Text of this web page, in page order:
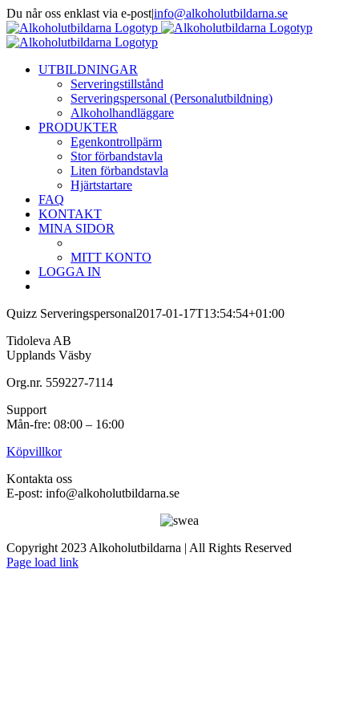
Fortsätt
till
innehållet
Du når oss enklast via e-post|info@alkoholutbildarna.se
Facebook
X
UTBILDNINGAR
Serveringstillstånd
Serveringspersonal (Personalutbildning)
Alkoholhandläggare
PRODUKTER
Egenkontrollpärm
Stor förbandstavla
Liten förbandstavla
Hjärtstartare
FAQ
KONTAKT
MINA SIDOR
MITT KONTO
LOGGA IN
Quizz Serveringspersonal2017-01-17T13:54:54+01:00
Tidoleva AB
Upplands Väsby
Org.nr. 559227-7114
Support
Mån-fre: 08:00 – 16:00
Köpvillkor
Kontakta oss
E-post: info@alkoholutbildarna.se
Copyright 2023 Alkoholutbildarna | All Rights Reserved
Facebook
X
Page load link